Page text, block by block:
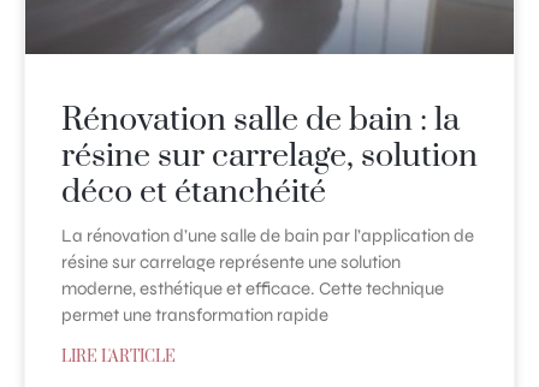
Rénovation salle de bain : la
résine sur carrelage, solution
déco et étanchéité
La rénovation d’une salle de bain par l’application de
résine sur carrelage représente une solution
moderne, esthétique et efficace. Cette technique
permet une transformation rapide
LIRE L'ARTICLE